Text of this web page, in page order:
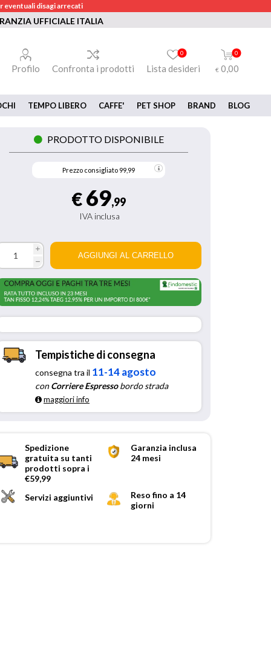
eventuali disagi arrecati
UFFICIALE ITALIA
Profilo Confronta i prodotti Lista desideri
0 0
€ 0,00
TEMPO LIBERO CAFFE' PET SHOP BRAND BLOG
PRODOTTO DISPONIBILE
Prezzo consigliato 99,99
€69,99
IVA inclusa
i
h
Tempistiche di consegna
consegna tra il 11-14 agosto
conCorriere Espressobordo strada
maggiori info
Spedizione
gratuita su tanti
prodotti sopra i
€59,99
Garanzia inclusa
24 mesi
Servizi aggiuntivi
Reso fino a 14
giorni